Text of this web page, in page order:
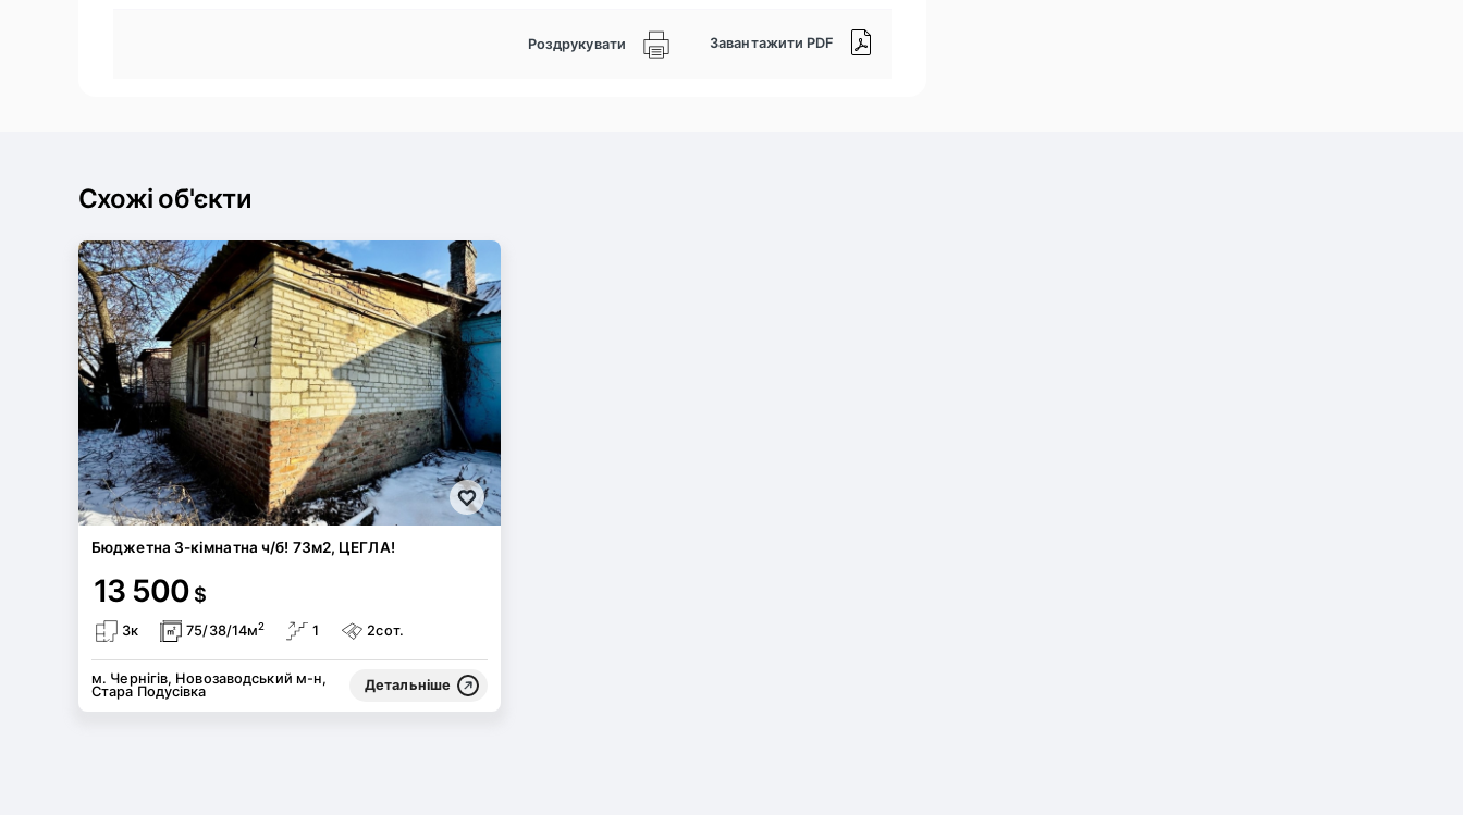
Роздрукувати Завантажити PDF
Схожі об'єкти
Бюджетна 3-кімнатна ч/б! 73м2, ЦЕГЛА!
13 500 $
3к 75/38/14м2 1 2сот.
м. Чернігів, Новозаводський м-н,
Стара Подусівка
Детальніше